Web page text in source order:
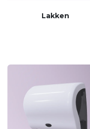
Lakken